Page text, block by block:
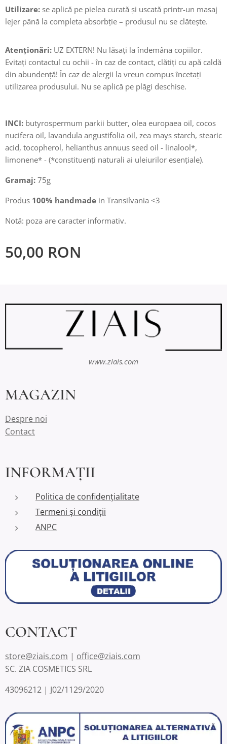
Utilizare: se aplică pe pielea curată și uscată printr-un masaj
lejer până la completa absorbție – produsul nu se clătește.
Atenționări: UZ EXTERN! Nu lăsați la îndemâna copiilor.
Evitați contactul cu ochii - în caz de contact, clătiți cu apă caldă
din abundență! În caz de alergii la vreun compus încetați
utilizarea produsului. Nu se aplică pe plăgi deschise.
INCI: butyrospermum parkii butter, olea europaea oil, cocos
nucifera oil, lavandula angustifolia oil, zea mays starch, stearic
acid, tocopherol, helianthus annuus seed oil - linalool*,
limonene* - (*constituenți naturali ai uleiurilor esențiale).
Gramaj: 75g
Produs 100% handmade in Transilvania <3
Notă: poza are caracter informativ.
50,00 RON
www.ziais.com
MAGAZIN
Despre noi
Contact
INFORMAȚII
Politica de confidențialitate
Termeni și condiții
ANPC
CONTACT
store@ziais.com | office@ziais.com
SC. ZIA COSMETICS SRL
43096212 | J02/1129/2020